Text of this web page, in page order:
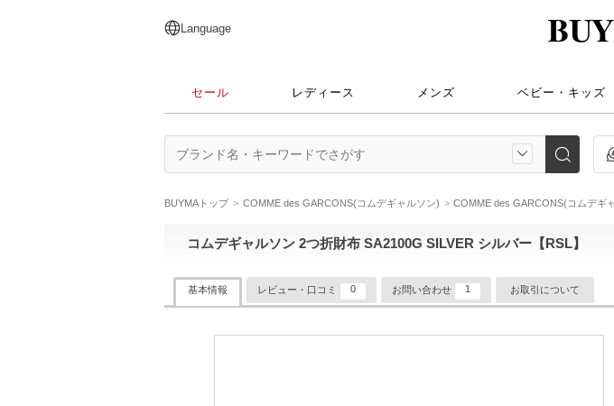
日本語
English
简体中文
繁體中文
Language
セール レディース メンズ ベビー・キッズ
BUYMAトップ COMME des GARCONS(コムデギャルソン) COMME des GARCONS(コムデギ
コムデギャルソン 2つ折財布 SA2100G SILVER シルバー【RSL】
基本情報 レビュー・口コミ 0 お問い合わせ 1 お取引について